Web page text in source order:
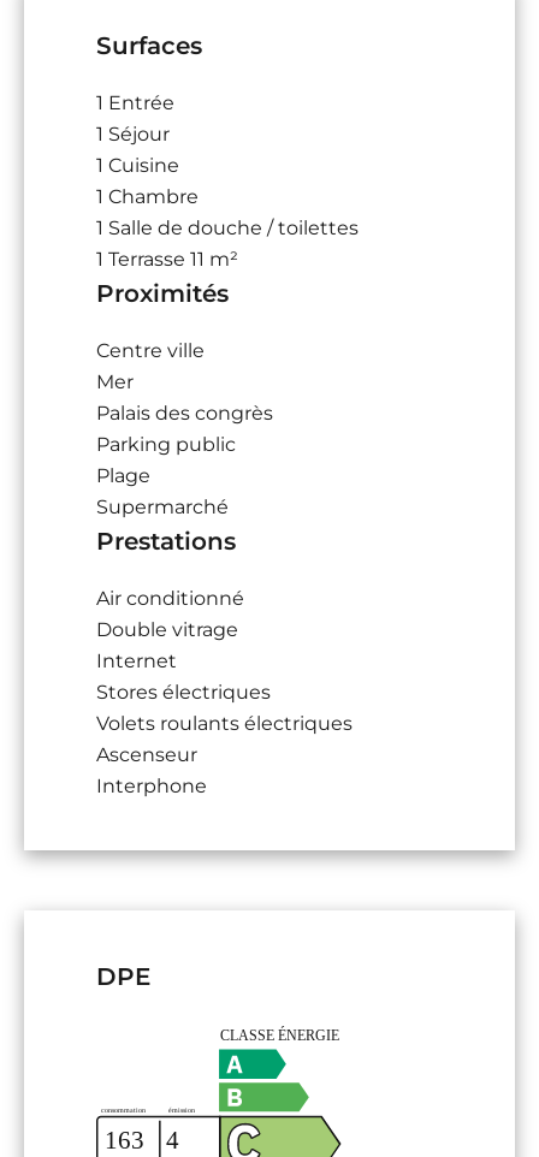
Surfaces
1 Entrée
1 Séjour
1 Cuisine
1 Chambre
1 Salle de douche / toilettes
1 Terrasse 11 m²
Proximités
Centre ville
Mer
Palais des congrès
Parking public
Plage
Supermarché
Prestations
Air conditionné
Double vitrage
Internet
Stores électriques
Volets roulants électriques
Ascenseur
Interphone
DPE